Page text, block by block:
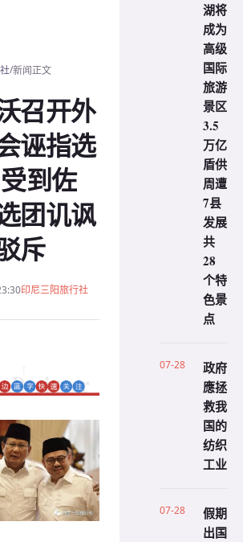
/新闻正文
召开外
诬指选
到佐
团讥讽
斥
印尼三阳旅行社
湖将
成为
高级
国际
旅游
景区
3.5
万亿
盾供
周遭
7县
发展
共
28
个特
色景
点
07-28
政府
應拯
救我
国的
纺织
工业
07-28
假期
出国